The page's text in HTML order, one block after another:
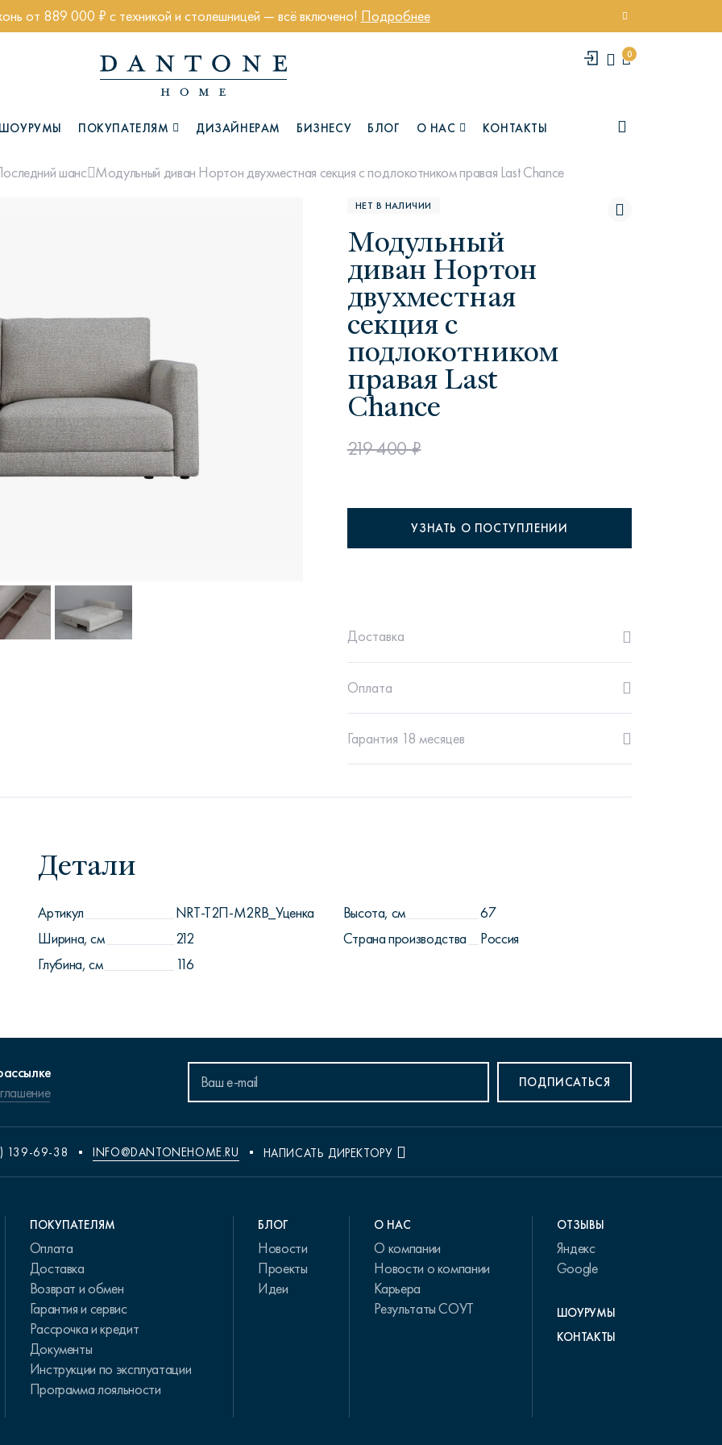
от 889 000 ₽ с техникой и столешницей — всё включено! Подробнее
0
ШОУРУМЫ ПОКУПАТЕЛЯМ ДИЗАЙНЕРАМ БИЗНЕСУ БЛОГ О НАС КОНТАКТЫ
Глазго Челси
Сити
Тауэр
шанс Модульный диван Нортон двухместная секция с подлокотником правая Last Chance
НЕТ В НАЛИЧИИ
Модульный
диван Нортон
двухместная
секция с
подлокотником
правая Last
Chance
219 400 ₽
УЗНАТЬ О ПОСТУПЛЕНИИ
Доставка
Оплата
Гарантия 18 месяцев
Детали
Артикул
NRT-T2П-M2RB_Уценка
Ширина, см
212
Глубина, см
116
Высота, см
67
Страна производства
Россия
ПОДПИСАТЬСЯ
139-69-38 INFO@DANTONEHOME.RU НАПИСАТЬ ДИРЕКТОРУ
ПОКУПАТЕЛЯМ
Оплата
Доставка
Возврат и обмен
Гарантия и сервис
Рассрочка и кредит
Документы
Инструкции по эксплуатации
Программа лояльности
БЛОГ
Новости
Проекты
Идеи
О НАС
О компании
Новости о компании
Карьера
Результаты СОУТ
ОТЗЫВЫ
Яндекс
Google
ШОУРУМЫ
КОНТАКТЫ